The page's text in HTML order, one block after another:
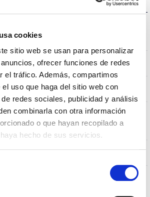
cookies
sitio web se usan para personalizar
ofrecer funciones de redes
el tráfico. Además, compartimos
uso que haga del sitio web con
redes sociales, publicidad y análisis
combinarla con otra información
o que hayan recopilado a
hecho de sus servicios.
0,072m2
0.0068Kg
670x468x107mm
MONTAJE EN BACULO,MONTAJE
EN POSTE